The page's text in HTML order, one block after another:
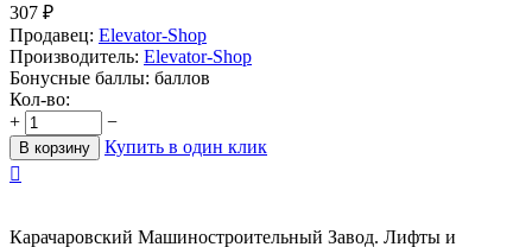
307 ₽
Продавец: Elevator-Shop
Производитель: Elevator-Shop
Бонусные баллы: баллов
Кол-во:
+
−
В корзину
Купить в один клик

Карачаровский Машиностроительный Завод. Лифты и